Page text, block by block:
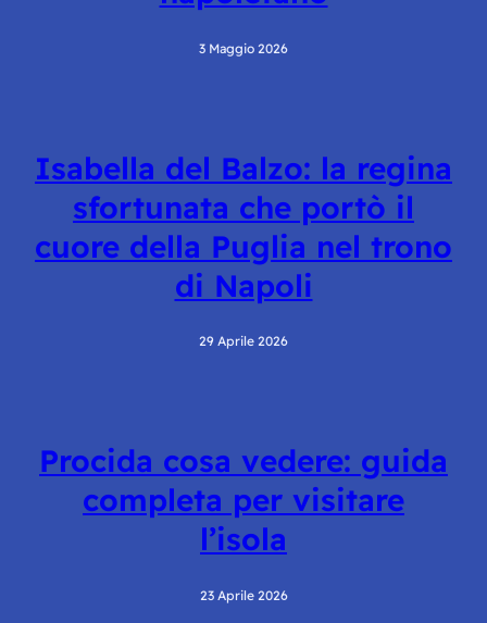
3 Maggio 2026
Isabella del Balzo: la regina
sfortunata che portò il
cuore della Puglia nel trono
di Napoli
29 Aprile 2026
Procida cosa vedere: guida
completa per visitare
l’isola
23 Aprile 2026